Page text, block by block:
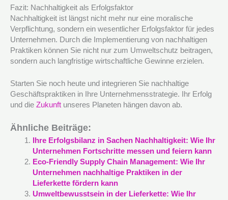
Fazit: Nachhaltigkeit als Erfolgsfaktor
Nachhaltigkeit ist längst nicht mehr nur eine moralische
Verpflichtung, sondern ein wesentlicher Erfolgsfaktor für jedes
Unternehmen. Durch die Implementierung von nachhaltigen
Praktiken können Sie nicht nur zum Umweltschutz beitragen,
sondern auch langfristige wirtschaftliche Gewinne erzielen.
Starten Sie noch heute und integrieren Sie nachhaltige
Geschäftspraktiken in Ihre Unternehmensstrategie. Ihr Erfolg
und die Zukunft unseres Planeten hängen davon ab.
Ähnliche Beiträge:
Ihre Erfolgsbilanz in Sachen Nachhaltigkeit: Wie Ihr
Unternehmen Fortschritte messen und feiern kann
Eco-Friendly Supply Chain Management: Wie Ihr
Unternehmen nachhaltige Praktiken in der
Lieferkette fördern kann
Umweltbewusstsein in der Lieferkette: Wie Ihr